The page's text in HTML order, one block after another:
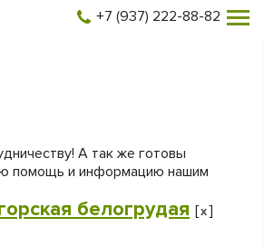
+7 (937) 222-88-82
А так же готовы
помощь и информацию нашим
белогрудая [x]